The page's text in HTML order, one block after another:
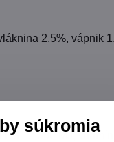
2,5%, vápnik
- 2 000 MJ,
súkromia